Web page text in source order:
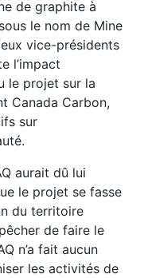
de graphite à
le nom de Mine
vice-présidents
l’impact
le projet sur la
Canada Carbon,
sur
aurait dû lui
le projet se fasse
du territoire
de faire le
n’a fait aucun
les activités de